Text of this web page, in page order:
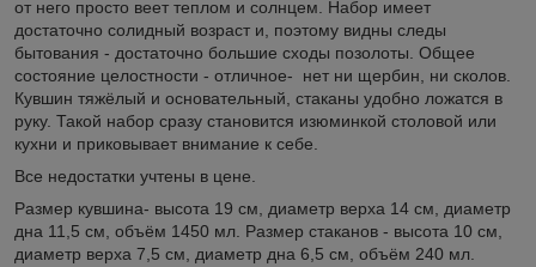
от него просто веет теплом и солнцем. Набор имеет
достаточно солидный возраст и, поэтому видны следы
бытования - достаточно большие сходы позолоты. Общее
состояние целостности - отличное- нет ни щербин, ни сколов.
Кувшин тяжёлый и основательный, стаканы удобно ложатся в
руку. Такой набор сразу становится изюминкой столовой или
кухни и приковывает внимание к себе.
Все недостатки учтены в цене.
Размер кувшина- высота 19 см, диаметр верха 14 см, диаметр
дна 11,5 см, объём 1450 мл. Размер стаканов - высота 10 см,
диаметр верха 7,5 см, диаметр дна 6,5 см, объём 240 мл.